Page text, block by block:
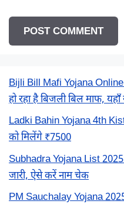
Bijli Bill Mafi Yojana
हो रहा है बिजली बिल माफ,
Ladki Bahin Yojana 4th
को मिलेंगे ₹7500
Subhadra Yojana List 2025:
जारी, ऐसे करें नाम चेक
PM Sauchalay Yojana